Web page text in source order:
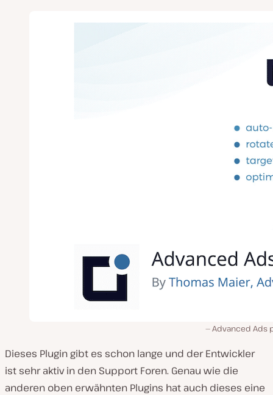
Advanced Ads
Dieses Plugin gibt es schon lange und der Entwickler
ist sehr aktiv in den Support Foren. Genau wie die
anderen oben erwähnten Plugins hat auch dieses eine